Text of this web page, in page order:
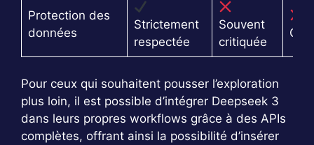
Protection des
données
Strictement
respectée
Souvent
critiquée
Pour ceux qui souhaitent pousser l’exploration
plus loin, il est possible d’intégrer Deepseek 3
dans leurs propres workflows grâce à des APIs
complètes, offrant ainsi la possibilité d’insérer